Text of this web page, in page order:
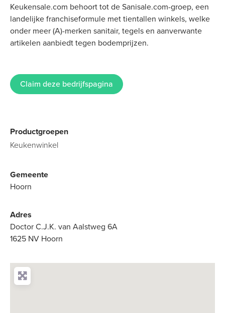
Keukensale.com behoort tot de Sanisale.com-groep, een
landelijke franchiseformule met tientallen winkels, welke
onder meer (A)-merken sanitair, tegels en aanverwante
artikelen aanbiedt tegen bodemprijzen.
Claim deze bedrijfspagina
Productgroepen
Keukenwinkel
Gemeente
Hoorn
Adres
Doctor C.J.K. van Aalstweg 6A
1625 NV Hoorn